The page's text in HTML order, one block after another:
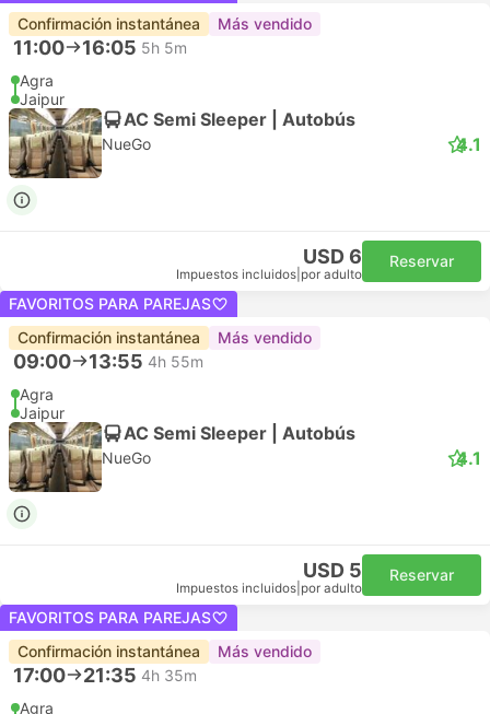
Confirmación instantánea
Más vendido
11:00 16:05 5h 5m
Agra
Jaipur
AC Semi Sleeper | Autobús
NueGo 4.1
USD 6
Impuestos incluidos por adulto
Reservar
FAVORITOS PARA PAREJAS
Confirmación instantánea
Más vendido
09:00 13:55 4h 55m
Agra
Jaipur
AC Semi Sleeper | Autobús
NueGo 4.1
USD 5
Impuestos incluidos por adulto
Reservar
FAVORITOS PARA PAREJAS
Confirmación instantánea
Más vendido
17:00 21:35 4h 35m
Agra